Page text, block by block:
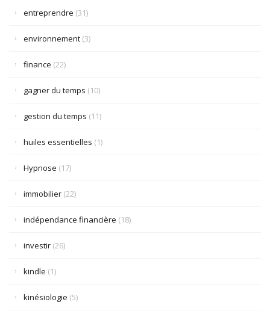
entreprendre (31)
environnement (3)
finance (22)
gagner du temps (10)
gestion du temps (11)
huiles essentielles (1)
Hypnose (17)
immobilier (22)
indépendance financière (18)
investir (26)
kindle (1)
kinésiologie (5)